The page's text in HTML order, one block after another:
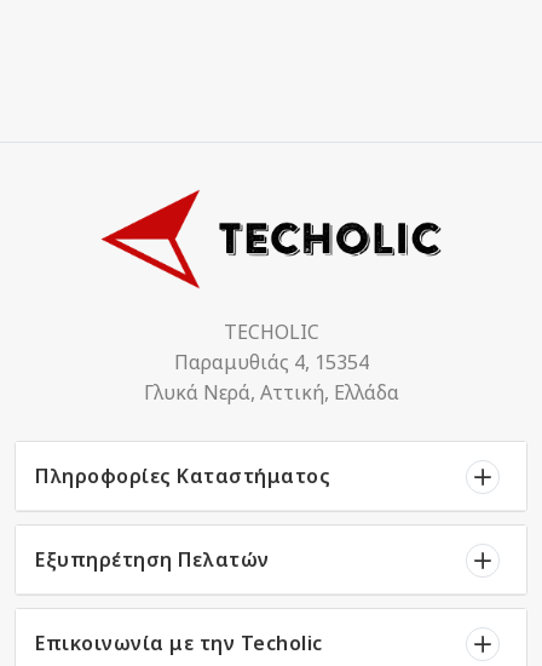
TECHOLIC
Παραμυθιάς 4, 15354
Γλυκά Νερά, Αττική, Ελλάδα
Πληροφορίες Καταστήματος
Εξυπηρέτηση Πελατών
Επικοινωνία με την Techolic